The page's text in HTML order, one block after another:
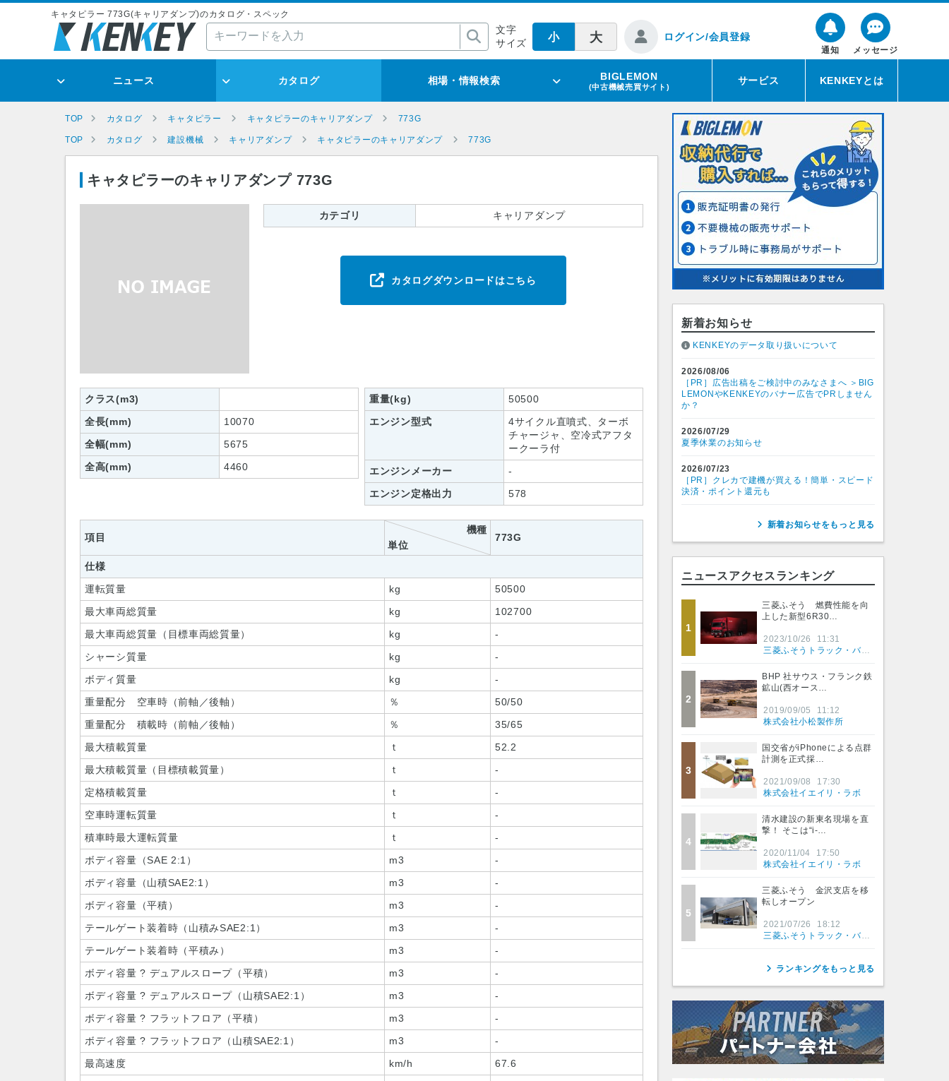
キャタピラー 773G(キャリアダンプ)のカタログ・スペック
通知 メッセージ
文字
サイズ
小 大 ログイン/会員登録
ニュース カタログ 相場・情報検索 BIGLEMON
(中古機械売買サイト)
サービス KENKEYとは
TOP カタログ キャタピラー キャタピラーのキャリアダンプ 773G
TOP カタログ 建設機械 キャリアダンプ キャタピラーのキャリアダンプ 773G
キャタピラーのキャリアダンプ 773G
カテゴリ キャリアダンプ
カタログダウンロードはこちら
クラス(m3)
全長(mm)
10070
全幅(mm)
5675
全高(mm)
4460
重量(kg)
50500
エンジン型式
4サイクル直噴式、ターボ
チャージャ、空冷式アフタ
ークーラ付
エンジンメーカー
-
エンジン定格出力
578
項目
機種
単位
773G
仕様
運転質量
kg
50500
最大車両総質量
kg
102700
最大車両総質量（目標車両総質量）
kg
-
シャーシ質量
kg
-
ボディ質量
kg
-
重量配分 空車時（前軸／後軸）
％
50/50
重量配分 積載時（前軸／後軸）
％
35/65
最大積載質量
ｔ
52.2
最大積載質量（目標積載質量）
ｔ
-
定格積載質量
ｔ
-
空車時運転質量
ｔ
-
積車時最大運転質量
ｔ
-
ボディ容量（SAE 2:1）
m3
-
ボディ容量（山積SAE2:1）
m3
-
ボディ容量（平積）
m3
-
テールゲート装着時（山積みSAE2:1）
m3
-
テールゲート装着時（平積み）
m3
-
ボディ容量 ? デュアルスロープ（平積）
m3
-
ボディ容量 ? デュアルスロープ（山積SAE2:1）
m3
-
ボディ容量 ? フラットフロア（平積）
m3
-
ボディ容量 ? フラットフロア（山積SAE2:1）
m3
-
最高速度
km/h
67.6
新着お知らせ
KENKEYのデータ取り扱いについて
2026/08/06
［PR］広告出稿をご検討中のみなさまへ ＞BIG
LEMONやKENKEYのバナー広告でPRしません
か？
2026/07/29
夏季休業のお知らせ
2026/07/23
［PR］クレカで建機が買える！簡単・スピード
決済・ポイント還元も
新着お知らせをもっと見る
ニュースアクセスランキング
1
三菱ふそう 燃費性能を向
上した新型6R30…
2023/10/26
11:31
三菱ふそうトラック・バス株式会社
2
BHP 社サウス・フランク鉄
鉱山(西オース…
2019/09/05
11:12
株式会社小松製作所
3
国交省がiPhoneによる点群
計測を正式採…
2021/09/08
17:30
株式会社イエイリ・ラボ
4
清水建設の新東名現場を直
撃！ そこは“i-…
2020/11/04
17:50
株式会社イエイリ・ラボ
5
三菱ふそう 金沢支店を移
転しオープン
2021/07/26
18:12
三菱ふそうトラック・バス株式会社
ランキングをもっと見る